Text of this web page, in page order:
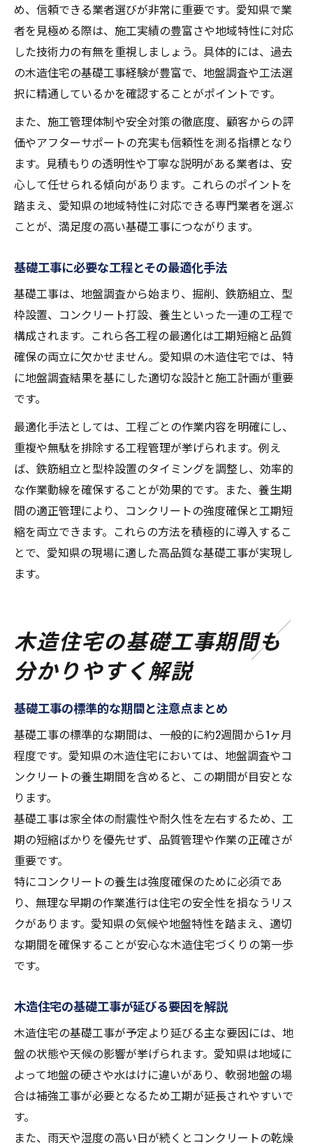
め、信頼できる業者選びが非常に重要です。愛知県で業
者を見極める際は、施工実績の豊富さや地域特性に対応
した技術力の有無を重視しましょう。具体的には、過去
の木造住宅の基礎工事経験が豊富で、地盤調査や工法選
択に精通しているかを確認することがポイントです。
また、施工管理体制や安全対策の徹底度、顧客からの評
価やアフターサポートの充実も信頼性を測る指標となり
ます。見積もりの透明性や丁寧な説明がある業者は、安
心して任せられる傾向があります。これらのポイントを
踏まえ、愛知県の地域特性に対応できる専門業者を選ぶ
ことが、満足度の高い基礎工事につながります。
基礎工事に必要な工程とその最適化手法
基礎工事は、地盤調査から始まり、掘削、鉄筋組立、型
枠設置、コンクリート打設、養生といった一連の工程で
構成されます。これら各工程の最適化は工期短縮と品質
確保の両立に欠かせません。愛知県の木造住宅では、特
に地盤調査結果を基にした適切な設計と施工計画が重要
です。
最適化手法としては、工程ごとの作業内容を明確にし、
重複や無駄を排除する工程管理が挙げられます。例え
ば、鉄筋組立と型枠設置のタイミングを調整し、効率的
な作業動線を確保することが効果的です。また、養生期
間の適正管理により、コンクリートの強度確保と工期短
縮を両立できます。これらの方法を積極的に導入するこ
とで、愛知県の現場に適した高品質な基礎工事が実現し
ます。
木造住宅の基礎工事期間も
分かりやすく解説
基礎工事の標準的な期間と注意点まとめ
基礎工事の標準的な期間は、一般的に約2週間から1ヶ月
程度です。愛知県の木造住宅においては、地盤調査やコ
ンクリートの養生期間を含めると、この期間が目安とな
ります。
基礎工事は家全体の耐震性や耐久性を左右するため、工
期の短縮ばかりを優先せず、品質管理や作業の正確さが
重要です。
特にコンクリートの養生は強度確保のために必須であ
り、無理な早期の作業進行は住宅の安全性を損なうリス
クがあります。愛知県の気候や地盤特性を踏まえ、適切
な期間を確保することが安心な木造住宅づくりの第一歩
です。
木造住宅の基礎工事が延びる要因を解説
木造住宅の基礎工事が予定より延びる主な要因には、地
盤の状態や天候の影響が挙げられます。愛知県は地域に
よって地盤の硬さや水はけに違いがあり、軟弱地盤の場
合は補強工事が必要となるため工期が延長されやすいで
す。
また、雨天や湿度の高い日が続くとコンクリートの乾燥